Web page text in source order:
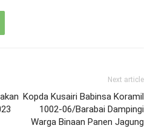
Next article
Kopda Kusairi Babinsa Koramil
1002-06/Barabai Dampingi
Warga Binaan Panen Jagung